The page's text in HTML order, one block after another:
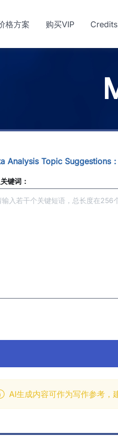
格方案 购买VIP
Analysis Topic Suggestions
键词：
AI生成内容可作为写作参考，